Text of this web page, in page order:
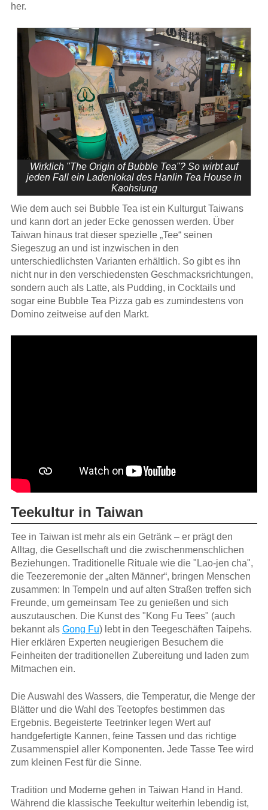
her.
Wirklich "The Origin of Bubble Tea"? So wirbt auf
jeden Fall ein Ladenlokal des Hanlin Tea House in
Kaohsiung
Wie dem auch sei Bubble Tea ist ein Kulturgut Taiwans
und kann dort an jeder Ecke genossen werden. Über
Taiwan hinaus trat dieser spezielle „Tee“ seinen
Siegeszug an und ist inzwischen in den
unterschiedlichsten Varianten erhältlich. So gibt es ihn
nicht nur in den verschiedensten Geschmacksrichtungen,
sondern auch als Latte, als Pudding, in Cocktails und
sogar eine Bubble Tea Pizza gab es zumindestens von
Domino zeitweise auf den Markt.
Teekultur in Taiwan
Tee in Taiwan ist mehr als ein Getränk – er prägt den
Alltag, die Gesellschaft und die zwischenmenschlichen
Beziehungen. Traditionelle Rituale wie die "Lao-jen cha",
die Teezeremonie der „alten Männer“, bringen Menschen
zusammen: In Tempeln und auf alten Straßen treffen sich
Freunde, um gemeinsam Tee zu genießen und sich
auszutauschen. Die Kunst des "Kong Fu Tees" (auch
bekannt als Gong Fu) lebt in den Teegeschäften Taipehs.
Hier erklären Experten neugierigen Besuchern die
Feinheiten der traditionellen Zubereitung und laden zum
Mitmachen ein.
Die Auswahl des Wassers, die Temperatur, die Menge der
Blätter und die Wahl des Teetopfes bestimmen das
Ergebnis. Begeisterte Teetrinker legen Wert auf
handgefertigte Kannen, feine Tassen und das richtige
Zusammenspiel aller Komponenten. Jede Tasse Tee wird
zum kleinen Fest für die Sinne.
Tradition und Moderne gehen in Taiwan Hand in Hand.
Während die klassische Teekultur weiterhin lebendig ist,